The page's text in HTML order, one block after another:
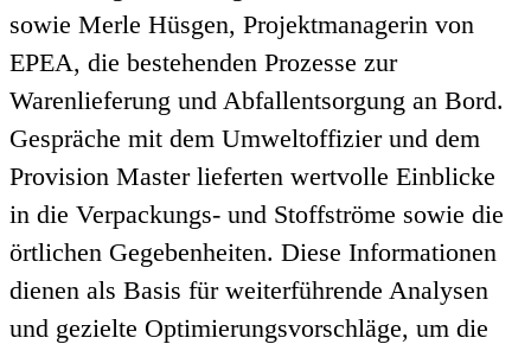
sowie Merle Hüsgen, Projektmanagerin von
EPEA, die bestehenden Prozesse zur
Warenlieferung und Abfallentsorgung an Bord.
Gespräche mit dem Umweltoffizier und dem
Provision Master lieferten wertvolle Einblicke
in die Verpackungs- und Stoffströme sowie die
örtlichen Gegebenheiten. Diese Informationen
dienen als Basis für weiterführende Analysen
und gezielte Optimierungsvorschläge, um die